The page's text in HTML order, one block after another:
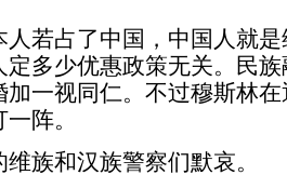
人若占了中国，中国人就
定多少优惠政策无关。民
加一视同仁。不过穆斯林
阵。
族和汉族警察们默哀。